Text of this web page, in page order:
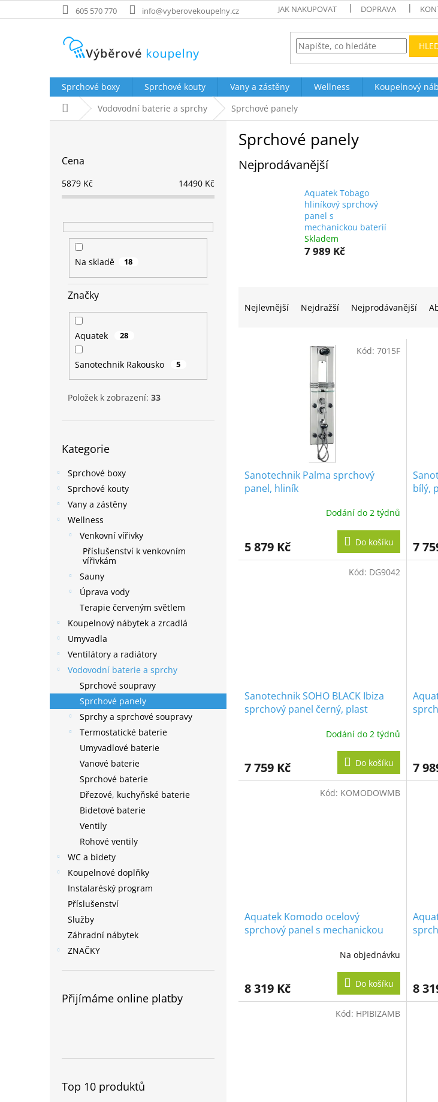
na
605 570 770 info@vyberovekoupelny.cz JAK NAKUPOVAT DOPRAVA
Sprchové boxy Sprchové kouty Vany a zástěny Wellness Koupelnový
Domů Vodovodní baterie a sprchy Sprchové panely
Cena
5879 Kč 14490 Kč
Na skladě 18
Značky
Aquatek 28
Sanotechnik Rakousko 5
Položek k zobrazení: 33
kategorie
Kategorie
Sprchové boxy
Sprchové kouty
Vany a zástěny
Wellness
Venkovní vířivky
Příslušenství k venkovním
vířivkám
Sauny
Úprava vody
Terapie červeným světlem
Koupelnový nábytek a zrcadlá
Umyvadla
Ventilátory a radiátory
Vodovodní baterie a sprchy
Sprchové soupravy
Sprchové panely
Sprchy a sprchové soupravy
Termostatické baterie
Umyvadlové baterie
Vanové baterie
Sprchové baterie
Dřezové, kuchyňské baterie
Bidetové baterie
Ventily
Rohové ventily
WC a bidety
Koupelnové doplňky
Instalaréský program
Příslušenství
Služby
Záhradní nábytek
ZNAČKY
Přijímáme online platby
Top 10 produktů
Sprchové panely
Nejprodávanější
Aquatek Tobago
hliníkový sprchový
panel s
mechanickou baterií
Skladem
7 989 Kč
Nejlevnější Nejdražší Nejprodávanější
Sanotechnik Palma sprchový
panel, hliník
Dodání do 2 týdnů
5 879 Kč Do košíku
Kód: 7015F
bílý,
7
Sanotechnik SOHO BLACK Ibiza
sprchový panel černý, plast
Dodání do 2 týdnů
7 759 Kč Do košíku
Kód: DG9042
7
Aquatek Komodo ocelový
sprchový panel s mechanickou
Na objednávku
8 319 Kč Do košíku
Kód: KOMODOWMB
8
Kód: HPIBIZAMB